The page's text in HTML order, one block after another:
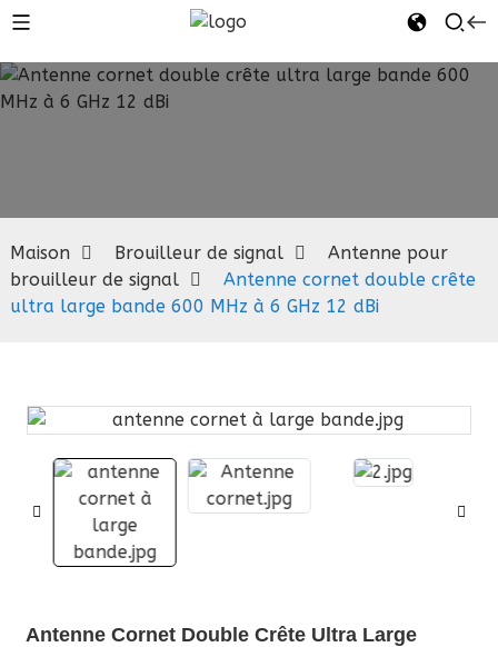
Antenne
pour
signal
Maison Brouilleur de signal
Antenne pour
brouilleur de signal
Antenne cornet double crête
ultra large bande 600 MHz à 6 GHz 12 dBi
Antenne Cornet Double Crête Ultra Large